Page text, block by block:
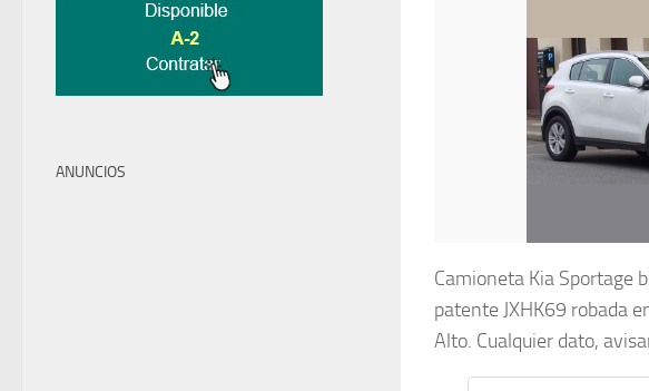
Camioneta Kia Sportage
patente JXHK69 robada
Alto. Cualquier dato,
ANUNCIOS